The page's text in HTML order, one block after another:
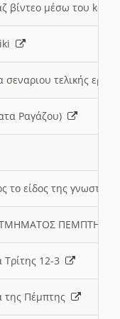
βίντεο μέσω του
σεναριου τελικής
Ραγάζου)
το είδος της
ΤΜΗΜΑΤΟΣ
12-3
της Πέμπτης